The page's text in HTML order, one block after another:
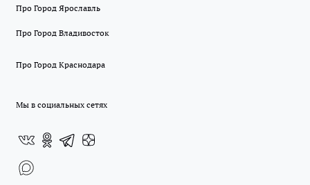
Про Город Ярославль
Про Город Владивосток
Про Город Краснодара
Мы в социальных сетях